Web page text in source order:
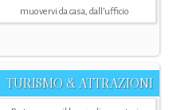
muovervi da casa, dall’ufficio
TURISMO & ATTRAZIONI